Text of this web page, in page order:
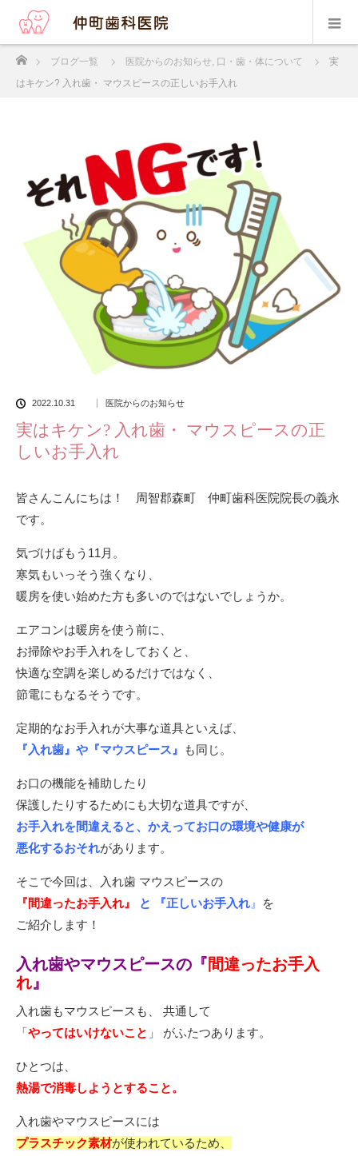
ブログ一覧 医院からのお知らせ, 口・歯・体について
実
はキケン? 入れ歯・ マウスピースの正しいお手入れ
2022.10.31 医院からのお知らせ
実はキケン? 入れ歯・ マウスピースの正
しいお手入れ
皆さんこんにちは！ 周智郡森町 仲町歯科医院院長の義永
です。
気づけばもう11月。
寒気もいっそう強くなり、
暖房を使い始めた方も多いのではないでしょうか。
エアコンは暖房を使う前に、
お掃除やお手入れをしておくと、
快適な空調を楽しめるだけではなく、
節電にもなるそうです。
定期的なお手入れが大事な道具といえば、
『入れ歯』や『マウスピース』
も同じ。
お口の機能を補助したり
保護したりするためにも大切な道具ですが、
お手入れを間違えると、かえってお口の環境や健康が
悪化するおそれがあります。
そこで今回は、入れ歯 マウスピースの
『間違ったお手入れ』
と 『正しいお手入れ 』
を
ご紹介します！
入れ歯やマウスピースの『間違ったお手入
れ』
入れ歯もマウスピースも、 共通して
「やってはいけないこと 」 がふたつあります。
ひとつは、
熱湯で消毒しようとすること。
入れ歯やマウスピースには
プラスチック素材が使われているため、